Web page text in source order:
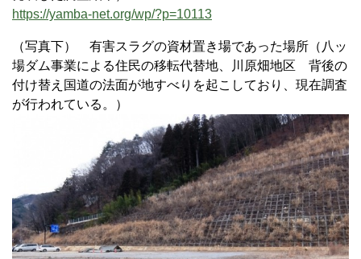
https://yamba-net.org/wp/?p=10113
（写真下） 有害スラグの資材置き場であった場所（八ッ
場ダム事業による住民の移転代替地、川原畑地区 背後の
付け替え国道の法面が地すべりを起こしており、現在調査
が行われている。）